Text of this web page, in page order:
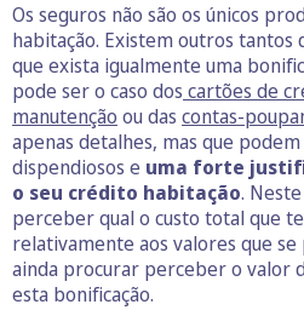
Os seguros não são os únicos
habitação. Existem outros tantos
que exista igualmente uma
pode ser o caso dos cartões de
manutenção ou das contas-
apenas detalhes, mas que
dispendiosos e uma forte
o seu crédito habitação.
perceber qual o custo total que
relativamente aos valores que
ainda procurar perceber o valor
esta bonificação.